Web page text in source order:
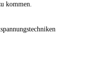
kommen.